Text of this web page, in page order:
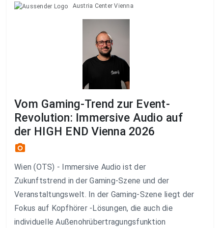
Austria Center Vienna
Vom Gaming-Trend zur Event-
Revolution: Immersive Audio auf
der HIGH END Vienna 2026
photo_camera
Wien (OTS) - Immersive Audio ist der
Zukunftstrend in der Gaming-Szene und der
Veranstaltungswelt. In der Gaming-Szene liegt der
Fokus auf Kopfhörer -Lösungen, die auch die
individuelle Außenohrübertragungsfunktion